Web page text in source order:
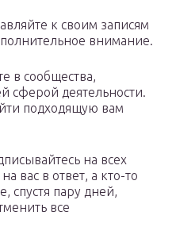
к своим записям
внимание.
в сообщества,
сферой деятельности.
подходящую вам
на всех
вас в ответ, а кто-то
спустя пару дней,
все